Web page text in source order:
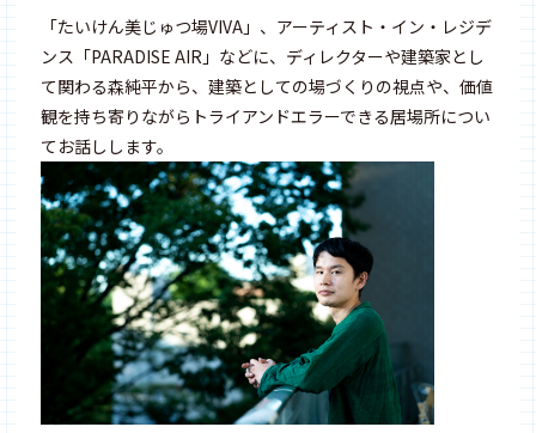
「たいけん美じゅつ場VIVA」、アーティスト・イン・レジデ
ンス「PARADISE AIR」などに、ディレクターや建築家とし
て関わる森純平から、建築としての場づくりの視点や、価値
観を持ち寄りながらトライアンドエラーできる居場所につい
てお話しします。